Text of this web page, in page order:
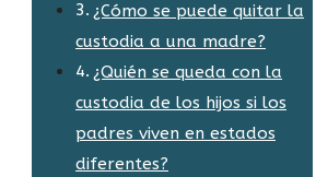
¿Cómo se puede quitar la
custodia a una madre?
¿Quién se queda con la
custodia de los hijos si los
padres viven en estados
diferentes?